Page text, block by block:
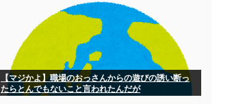
【マジかよ】職場のおっさんからの遊びの誘い断っ
たらとんでもないこと言われたんだが